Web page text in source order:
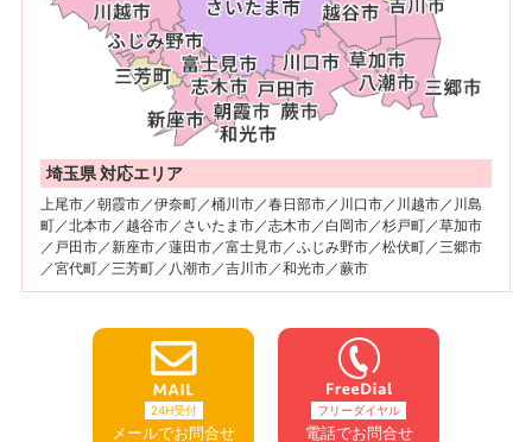
埼玉県 対応エリア
上尾市／朝霞市／伊奈町／桶川市／春日部市／川口市／川越市／川島
町／北本市／越谷市／さいたま市／志木市／白岡市／杉戸町／草加市
／戸田市／新座市／蓮田市／富士見市／ふじみ野市／松伏町／三郷市
／宮代町／三芳町／八潮市／吉川市／和光市／蕨市
24H受付
メールでお問合せ
フリーダイヤル
電話でお問合せ